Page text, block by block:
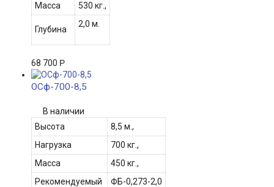
Масса
530 кг.,
Глубина
2,0 м.
68 700 Р
ОСф-700-8,5
В наличии
Высота
8,5 м.,
Нагрузка
700 кг.,
Масса
450 кг.,
Рекомендуемый
ФБ-0,273-2,0